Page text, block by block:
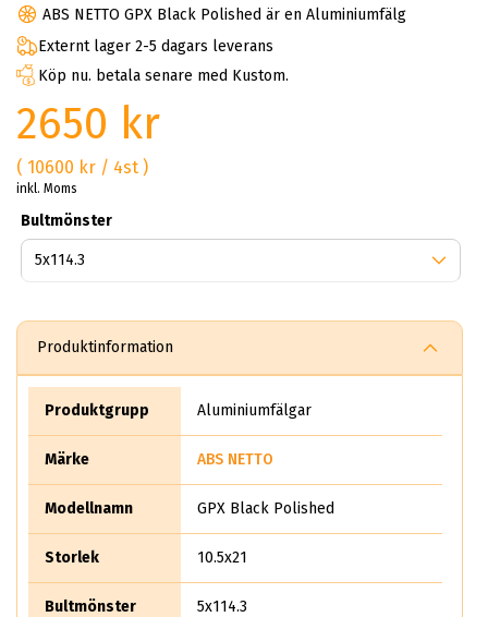
ABS NETTO GPX Black Polished är en Aluminiumfälg
Externt lager 2-5 dagars leverans
Köp nu. betala senare med Kustom.
2650 kr
( 10600 kr / 4st )
inkl. Moms
Bultmönster
Produktinformation
Produktgrupp Aluminiumfälgar
Märke ABS NETTO
Modellnamn GPX Black Polished
Storlek 10.5x21
Bultmönster 5x114.3